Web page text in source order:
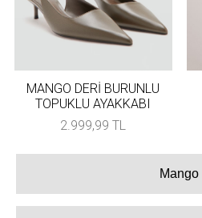
MANGO DERİ BURUNLU
TOPUKLU AYAKKABI
2.999,99 TL
Mango